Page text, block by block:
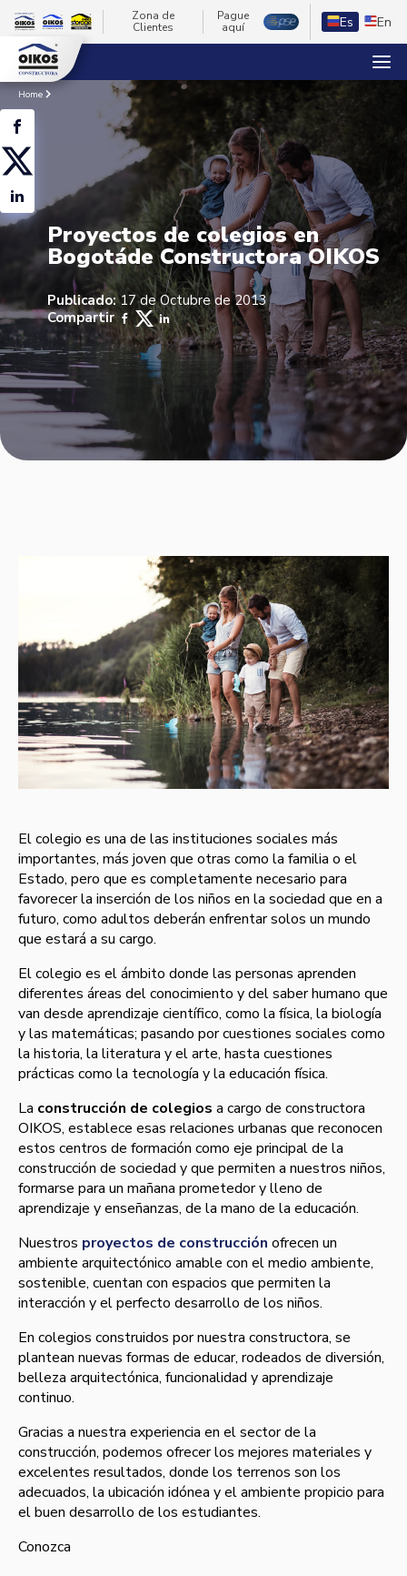
Zona de
Clientes
Pague
aquí
Es En
Home
Proyectos de colegios en
Bogotáde Constructora OIKOS
Publicado:17 de Octubre de 2013
Compartir
El colegio es una de las instituciones sociales más
importantes, más joven que otras como la familia o el
Estado, pero que es completamente necesario para
favorecer la inserción de los niños en la sociedad que en a
futuro, como adultos deberán enfrentar solos un mundo
que estará a su cargo.
El colegio es el ámbito donde las personas aprenden
diferentes áreas del conocimiento y del saber humano que
van desde aprendizaje cientí­fico, como la fí­sica, la biologí­a
y las matemáticas; pasando por cuestiones sociales como
la historia, la literatura y el arte, hasta cuestiones
prácticas como la tecnologí­a y la educación fí­sica.
La construcción de colegios a cargo de constructora
OIKOS, establece esas relaciones urbanas que reconocen
estos centros de formación como eje principal de la
construcción de sociedad y que permiten a nuestros niños,
formarse para un mañana prometedor y lleno de
aprendizaje y enseñanzas, de la mano de la educación.
Nuestros proyectos de construcción ofrecen un
ambiente arquitectónico amable con el medio ambiente,
sostenible, cuentan con espacios que permiten la
interacción y el perfecto desarrollo de los niños.
En colegios construidos por nuestra constructora, se
plantean nuevas formas de educar, rodeados de diversión,
belleza arquitectónica, funcionalidad y aprendizaje
continuo.
Gracias a nuestra experiencia en el sector de la
construcción, podemos ofrecer los mejores materiales y
excelentes resultados, donde los terrenos son los
adecuados, la ubicación idónea y el ambiente propicio para
el buen desarrollo de los estudiantes.
Conozca